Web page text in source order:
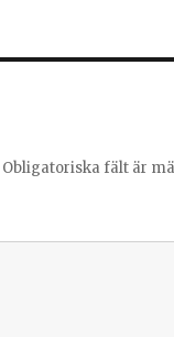
Obligatoriska fält är